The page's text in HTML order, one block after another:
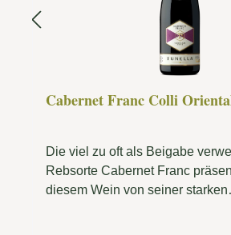
Cabernet Franc Colli
Die viel zu oft als Beigabe
Rebsorte Cabernet Franc
diesem Wein von seiner starken